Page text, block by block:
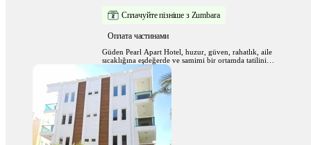
Сплачуйте пізніше з Zumbara
Оплата частинами
Güden Pearl Apart Hotel, huzur, güven, rahatlık, aile
sıcaklığına eşdeğerde ve samimi bir ortamda tatilini
yaşamak isteyenlerin her zaman konaklayabileceği
şirin işletmemiz sizlere 7/24 hizmet vermektedir.